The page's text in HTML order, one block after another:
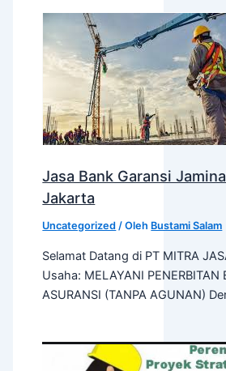
Jasa Bank Garansi
Jakarta
Uncategorized / Oleh Bustami Salam
Selamat Datang di PT MITRA
Usaha: MELAYANI PENERBITAN
ASURANSI (TANPA AGUNAN)